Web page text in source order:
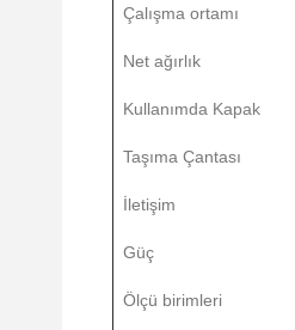
Çalışma ortamı
Net ağırlık
Kullanımda Kapak
Taşıma Çantası
İletişim
Güç
Ölçü birimleri